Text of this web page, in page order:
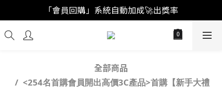
「註冊新會員」買福袋結帳直接"首購爆擊🥊"
「會員回購」系統自動加成🚀出獎率
「註冊新會員」買福袋結帳直接"首購爆擊🥊"
全部商品
<254名首購會員開出高價3C產品>首購【新手大禮